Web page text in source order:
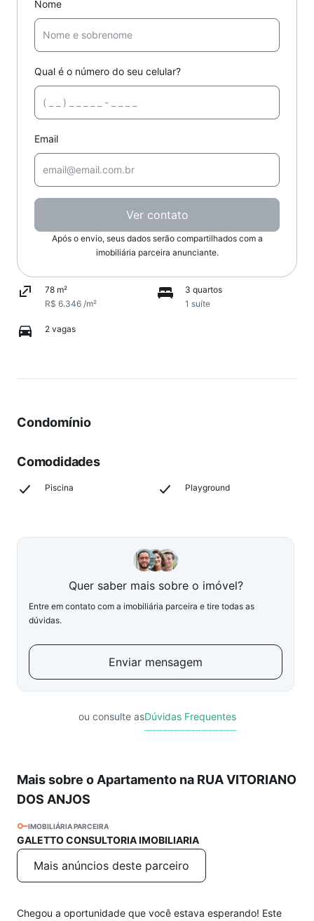
Nome
Qual é o número do seu celular?
Email
Ver contato
Após o envio, seus dados serão compartilhados com a
imobiliária parceira anunciante.
78 m²
R$ 6.346 /m²
3 quartos
1 suíte
2 vagas
Condomínio
Comodidades
Piscina Playground
Quer saber mais sobre o imóvel?
Entre em contato com a imobiliária parceira e tire todas as
dúvidas.
Enviar mensagem
ou consulte asDúvidas Frequentes
Mais sobre o Apartamento na RUA VITORIANO
DOS ANJOS
IMOBILIÁRIA PARCEIRA
GALETTO CONSULTORIA IMOBILIARIA
Mais anúncios deste parceiro
Chegou a oportunidade que você estava esperando! Este